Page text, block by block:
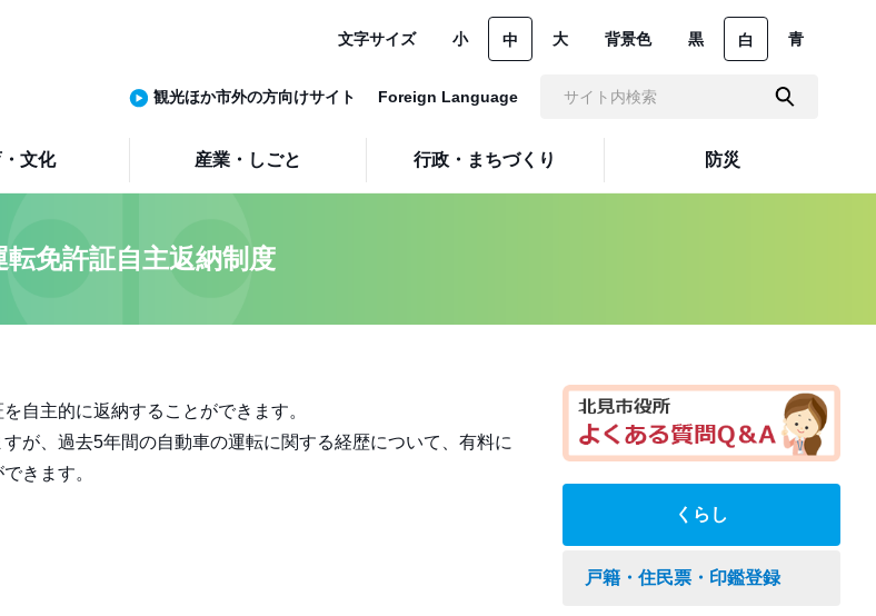
文化 産業・しごと 行政・まちづくり 防災
文字サイズ 小 中 大 背景色 黒 白 青
観光ほか市外の方向けサイト Foreign Language
転免許証自主返納制度
自主的に返納することができます。
が、過去5年間の自動車の運転に関する経歴について、有料に
きます。
くらし
戸籍・住民票・印鑑登録